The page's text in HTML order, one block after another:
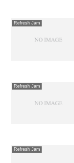
Refresh Jam
Refresh Jam
Refresh Jam